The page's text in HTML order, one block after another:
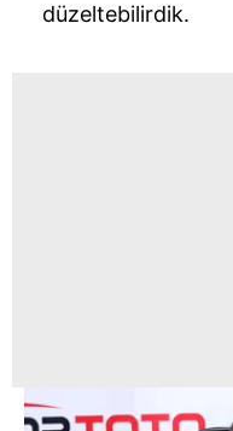
düzeltebilirdik.